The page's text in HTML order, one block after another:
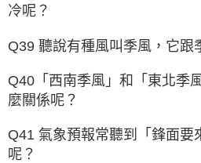
冷呢？
Q39 聽說有種風叫季風，它跟
Q40「西南季風」和「東北季
麼關係呢？
Q41 氣象預報常聽到「鋒面要
呢？